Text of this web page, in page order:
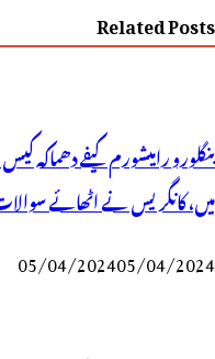
Related Posts
بنگلورو رامیشورم کیفے
میں، کانگریس نے اٹھائے
05/04/202405/04/2024